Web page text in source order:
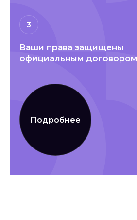
3
Ваши права защищены
официальным договором
Подробнее